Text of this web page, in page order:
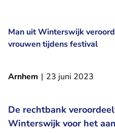
Man uit Winterswijk
vrouwen tijdens festival
Arnhem | 23 juni 2023
De rechtbank
Winterswijk voor het